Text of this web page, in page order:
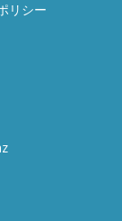
リシー